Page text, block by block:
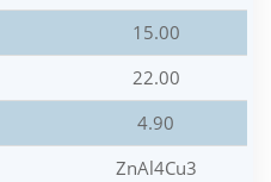
15.00
22.00
4.90
ZnAl4Cu3